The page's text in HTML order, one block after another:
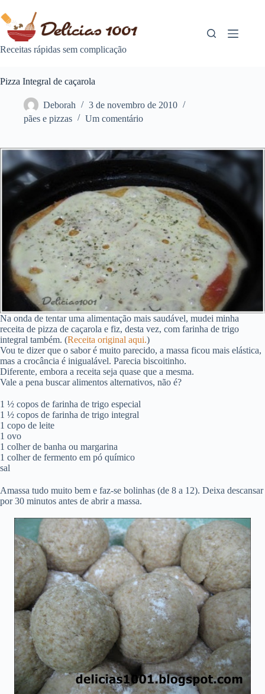
para
conteúdo
Receitas rápidas sem complicação
Pizza Integral de caçarola
Deborah
3 de novembro de 2010
pães e pizzas
Um comentário
Na onda de tentar uma alimentação mais saudável, mudei minha
receita de pizza de caçarola e fiz, desta vez, com farinha de trigo
integral também. (Receita original aqui.)
Vou te dizer que o sabor é muito parecido, a massa ficou mais elástica,
mas a crocância é inigualável. Parecia biscoitinho.
Diferente, embora a receita seja quase que a mesma.
Vale a pena buscar alimentos alternativos, não é?
1 ½ copos de farinha de trigo especial
1 ½ copos de farinha de trigo integral
1 copo de leite
1 ovo
1 colher de banha ou margarina
1 colher de fermento em pó químico
sal
Amassa tudo muito bem e faz-se bolinhas (de 8 a 12). Deixa descansar
por 30 minutos antes de abrir a massa.